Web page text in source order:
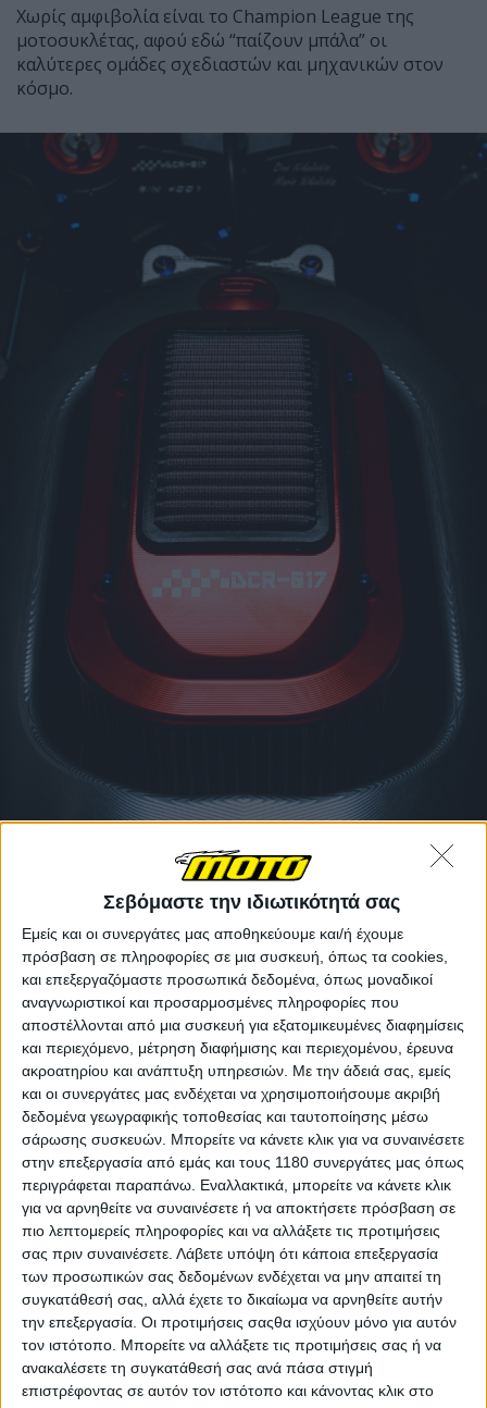
Σεβόμαστε την ιδιωτικότητά σας
Εμείς και οι συνεργάτες μας αποθηκεύουμε και/ή έχουμε
πρόσβαση σε πληροφορίες σε μια συσκευή, όπως τα cookies,
και επεξεργαζόμαστε προσωπικά δεδομένα, όπως μοναδικοί
αναγνωριστικοί και προσαρμοσμένες πληροφορίες που
αποστέλλονται από μια συσκευή για εξατομικευμένες διαφημίσεις
και περιεχόμενο, μέτρηση διαφήμισης και περιεχομένου, έρευνα
ακροατηρίου και ανάπτυξη υπηρεσιών. Με την άδειά σας, εμείς
και οι συνεργάτες μας ενδέχεται να χρησιμοποιήσουμε ακριβή
δεδομένα γεωγραφικής τοποθεσίας και ταυτοποίησης μέσω
σάρωσης συσκευών. Μπορείτε να κάνετε κλικ για να συναινέσετε
στην επεξεργασία από εμάς και τους 1180 συνεργάτες μας όπως
περιγράφεται παραπάνω. Εναλλακτικά, μπορείτε να κάνετε κλικ
για να αρνηθείτε να συναινέσετε ή να αποκτήσετε πρόσβαση σε
πιο λεπτομερείς πληροφορίες και να αλλάξετε τις προτιμήσεις
σας πριν συναινέσετε. Λάβετε υπόψη ότι κάποια επεξεργασία
των προσωπικών σας δεδομένων ενδέχεται να μην απαιτεί τη
συγκατάθεσή σας, αλλά έχετε το δικαίωμα να αρνηθείτε αυτήν
την επεξεργασία. Οι προτιμήσεις σαςθα ισχύουν μόνο για αυτόν
τον ιστότοπο. Μπορείτε να αλλάξετε τις προτιμήσεις σας ή να
ανακαλέσετε τη συγκατάθεσή σας ανά πάσα στιγμή
επιστρέφοντας σε αυτόν τον ιστότοπο και κάνοντας κλικ στο
Χωρίς αμφιβολία είναι το Champion League της
μοτοσυκλέτας, αφού εδώ “παίζουν μπάλα” οι
καλύτερες ομάδες σχεδιαστών και μηχανικών στον
κόσμο.
Το γεγονός ότι ο Μάριος και ο Ντίνος Νικολαΐδης
αποφάσισαν να φτιάξουν μια μοτοσυκλέτα, που εκ των
πραγμάτων θα συγκριθεί με ό,τι καλύτερο υπάρχει
στον κόσμο, δείχνει από μόνο του πόσο ψηλά έβαλαν
τον πήχη.Όμως σε καμία περίπτωση δεν είχαν άγνοια
κινδύνου. Η εταιρεία φίλτρων επιδόσεων DNA που
έχουν στην ιδιοκτησία τους, έχει ήδη διεθνή
αναγνώριση.